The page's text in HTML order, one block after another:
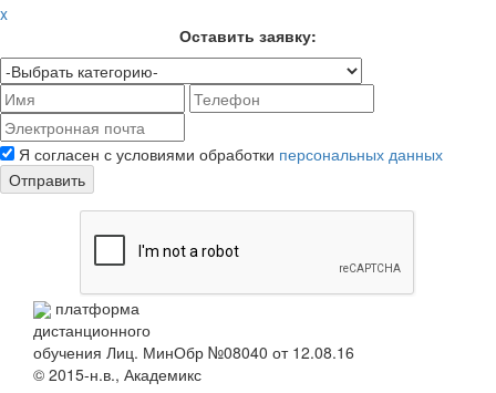
x
Оставить заявку:
Я согласен с условиями обработки персональных данных
Отправить
платформа
дистанционного
обучения Лиц. МинОбр №08040 от 12.08.16
© 2015-н.в., Академикс